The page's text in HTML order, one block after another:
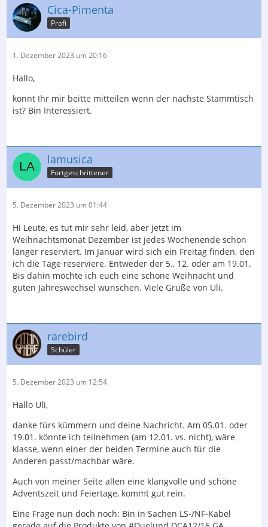
Cica-Pimenta
Profi
1. Dezember 2023 um 20:16
Hallo,
könnt Ihr mir beitte mitteilen wenn der nächste Stammtisch
ist? Bin Interessiert.
lamusica
Fortgeschrittener
5. Dezember 2023 um 01:44
Hi Leute, es tut mir sehr leid, aber jetzt im
Weihnachtsmonat Dezember ist jedes Wochenende schon
länger reserviert. Im Januar wird sich ein Freitag finden, den
ich die Tage reserviere. Entweder der 5., 12. oder am 19.01.
Bis dahin möchte ich euch eine schöne Weihnacht und
guten Jahreswechsel wünschen. Viele Grüße von Uli.
rarebird
Schüler
5. Dezember 2023 um 12:54
Hallo Uli,
danke fürs kümmern und deine Nachricht. Am 05.01. oder
19.01. könnte ich teilnehmen (am 12.01. vs. nicht), wäre
klasse, wenn einer der beiden Termine auch für die
Anderen passt/machbar wäre.
Auch von meiner Seite allen eine klangvolle und schöne
Adventszeit und Feiertage, kommt gut rein.
Eine Frage nun doch noch: Bin in Sachen LS-/NF-Kabel